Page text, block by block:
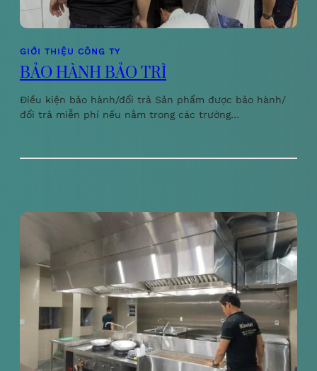
GIỚI THIỆU CÔNG TY
BẢO HÀNH BẢO TRÌ
Điều kiện bảo hành/đổi trả Sản phẩm được bảo hành/
đổi trả miễn phí nếu nằm trong các trường…